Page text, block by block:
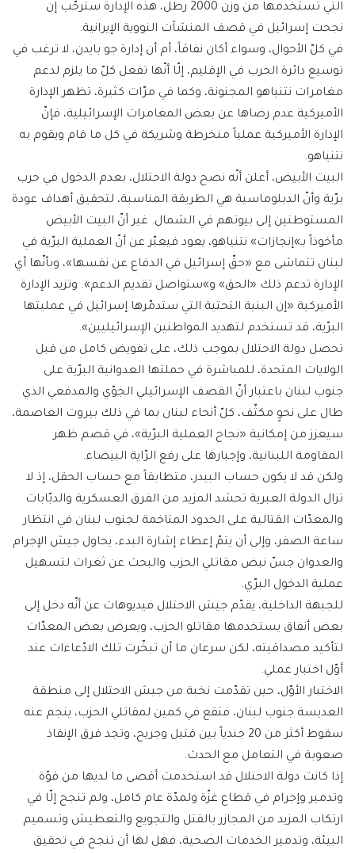
التي تستخدمها من وزن 2000 رطل، هذه الإدارة سترحّب إن
نجحت إسرائيل في قصف المنشآت النووية الإيرانية.
في كلّ الأحوال، وسواء أكان نفاقاً، أم أن إدارة جو بايدن، لا ترغب في
توسيع دائرة الحرب في الإقليم، إلّا أنّها تفعل كلّ ما يلزم لدعم
مغامرات نتنياهو المجنونة، وكما في مرّات كثيرة، تظهر الإدارة
الأميركية عدم رضاها عن بعض المغامرات الإسرائيلية، فإنّ
الإدارة الأميركية عملياً منخرطة وشريكة في كل ما قام ويقوم به
نتنياهو.
البيت الأبيض، أعلن أنّه نصح دولة الاحتلال، بعدم الدخول في حرب
برّية وأنّ الدبلوماسية هي الطريقة المناسبة، لتحقيق أهداف عودة
المستوطنين إلى بيوتهم في الشمال. غير أنّ البيت الأبيض
مأخوذاً بـ»إنجازات» نتنياهو، يعود فيعبّر عن أنّ العملية البرّية في
لبنان تتماشى مع «حقّ إسرائيل في الدفاع عن نفسها»، وبأنّها أي
الإدارة تدعم ذلك «الحق» و»ستواصل تقديم الدعم». وتزيد الإدارة
الأميركية «إن البنية التحتية التي ستدمّرها إسرائيل في عمليتها
البرّية، قد تستخدم لتهديد المواطنين الإسرائيليين».
تحصل دولة الاحتلال بموجب ذلك، على تفويض كامل من قبل
الولايات المتحدة، للمباشرة في حملتها العدوانية البرّية على
جنوب لبنان باعتبار أنّ القصف الإسرائيلي الجوّي والمدفعي الذي
طال على نحوٍ مكثّف، كلّ أنحاء لبنان بما في ذلك بيروت العاصمة،
سيعزز من إمكانية «نجاح العملية البرّية»، في قصم ظهر
المقاومة اللبنانية، وإجبارها على رفع الرّاية البيضاء.
ولكن قد لا يكون حساب البيدر، متطابقاً مع حساب الحقل، إذ لا
تزال الدولة العبرية تحشد المزيد من الفرق العسكرية والدبّابات
والمعدّات القتالية على الحدود المتاخمة لجنوب لبنان في انتظار
ساعة الصفر، وإلى أن يتمّ إعطاء إشارة البدء، يحاول جيش الإجرام
والعدوان جسّ نبض مقاتلي الحزب والبحث عن ثغرات لتسهيل
عملية الدخول البرّي.
للجبهة الداخلية، يقدّم جيش الاحتلال فيديوهات عن أنّه دخل إلى
بعض أنفاق يستخدمها مقاتلو الحزب، ويعرض بعض المعدّات
لتأكيد مصداقيته، لكن سرعان ما أن تبخّرت تلك الادّعاءات عند
أوّل اختبار عملي.
الاختبار الأوّل، حين تقدّمت نخبة من جيش الاحتلال إلى منطقة
العديسة جنوب لبنان، فتقع في كمين لمقاتلي الحزب، ينجم عنه
سقوط أكثر من 20 جندياً بين قتيل وجريح، وتجد فرق الإنقاذ
صعوبة في التعامل مع الحدث.
إذا كانت دولة الاحتلال قد استخدمت أقصى ما لديها من قوّة
وتدمير وإجرام في قطاع غزّة ولمدّة عام كامل، ولم تنجح إلّا في
ارتكاب المزيد من المجازر بالقتل والتجويع والتعطيش وتسميم
البيئة، وتدمير الخدمات الصحية، فهل لها أن تنجح في تحقيق